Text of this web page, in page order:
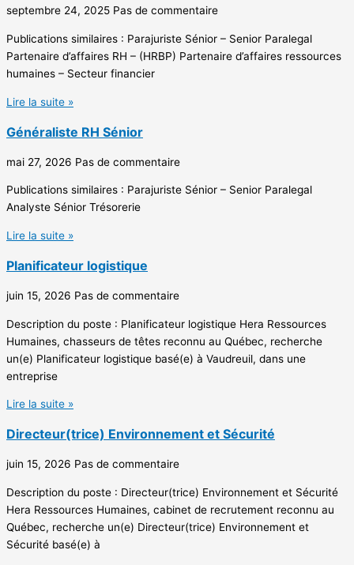
septembre 24, 2025 Pas de commentaire
Publications similaires : Parajuriste Sénior – Senior Paralegal
Partenaire d’affaires RH – (HRBP) Partenaire d’affaires ressources
humaines – Secteur financier
Lire la suite »
Généraliste RH Sénior
mai 27, 2026 Pas de commentaire
Publications similaires : Parajuriste Sénior – Senior Paralegal
Analyste Sénior Trésorerie
Lire la suite »
Planificateur logistique
juin 15, 2026 Pas de commentaire
Description du poste : Planificateur logistique Hera Ressources
Humaines, chasseurs de têtes reconnu au Québec, recherche
un(e) Planificateur logistique basé(e) à Vaudreuil, dans une
entreprise
Lire la suite »
Directeur(trice) Environnement et Sécurité
juin 15, 2026 Pas de commentaire
Description du poste : Directeur(trice) Environnement et Sécurité
Hera Ressources Humaines, cabinet de recrutement reconnu au
Québec, recherche un(e) Directeur(trice) Environnement et
Sécurité basé(e) à